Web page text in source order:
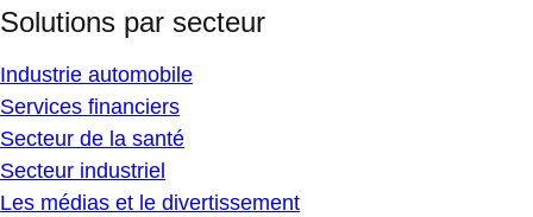
Solutions par secteur
Industrie automobile
Services financiers
Secteur de la santé
Secteur industriel
Les médias et le divertissement